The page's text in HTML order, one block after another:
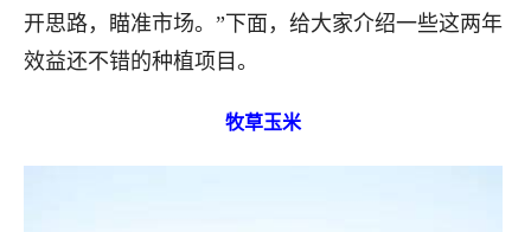
开思路，瞄准市场。”下面，给大家介绍一些这两年
效益还不错的种植项目。
牧草玉米